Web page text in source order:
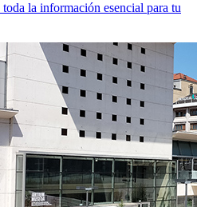
la información esencial para tu